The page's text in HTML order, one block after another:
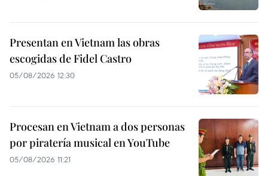
Presentan en Vietnam las obras
escogidas de Fidel Castro
05/08/2026 12:30
Procesan en Vietnam a dos personas
por piratería musical en YouTube
05/08/2026 11:21